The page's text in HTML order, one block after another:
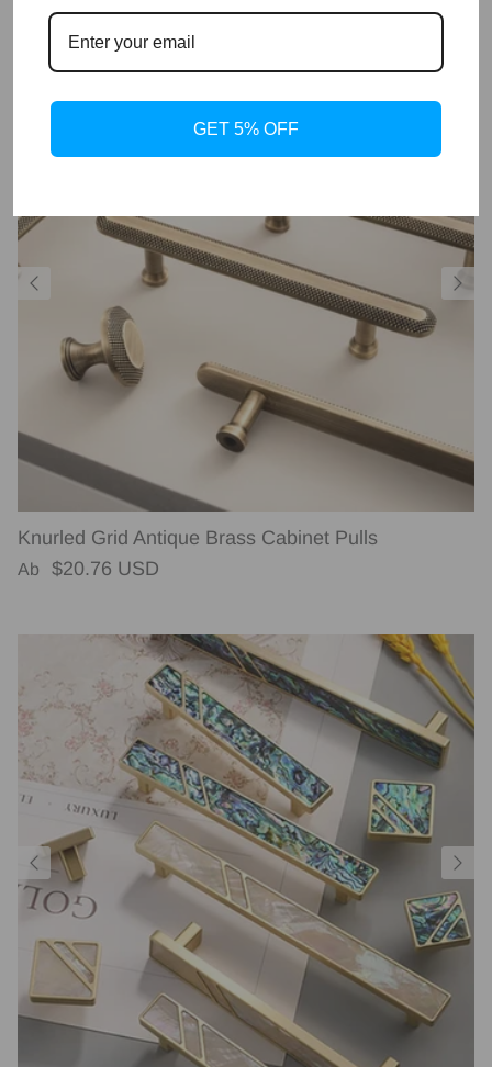
Knurled Grid Antique Brass Cabinet Pulls
Normaler Preis
Ab $20.76 USD
GET 5% OFF